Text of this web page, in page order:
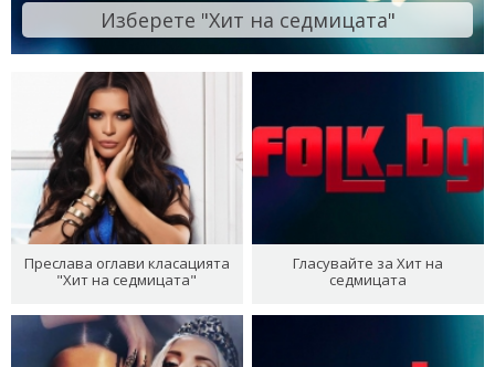
Изберете "Хит на седмицата"
Преслава оглави класацията
"Хит на седмицата"
Гласувайте за Хит на
седмицата